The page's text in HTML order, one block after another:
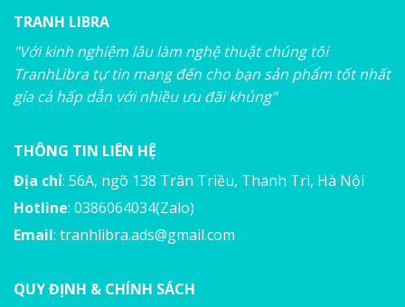
TRANH LIBRA
"Với kinh nghiệm lâu làm nghệ thuật chúng tôi
TranhLibra tự tin mang đến cho bạn sản phẩm tốt nhất
gía cả hấp dẫn với nhiều ưu đãi khủng"
THÔNG TIN LIÊN HỆ
Địa chỉ: 56A, ngõ 138 Trân Triều, Thanh Trì, Hà Nội
Hotline: 0386064034(Zalo)
Email: tranhlibra.ads@gmail.com
QUY ĐỊNH & CHÍNH SÁCH